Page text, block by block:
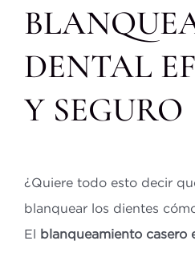
DENTAL
Y SEGURO
¿Quiere todo esto decir
blanquear los dientes
El blanqueamiento casero